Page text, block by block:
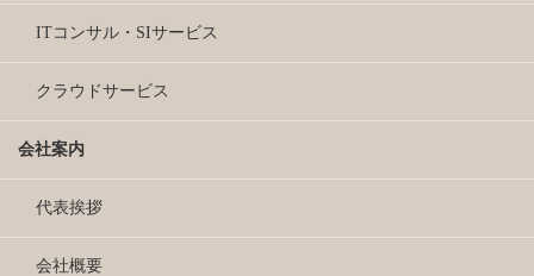
ITコンサル・SIサービス
クラウドサービス
会社案内
代表挨拶
会社概要